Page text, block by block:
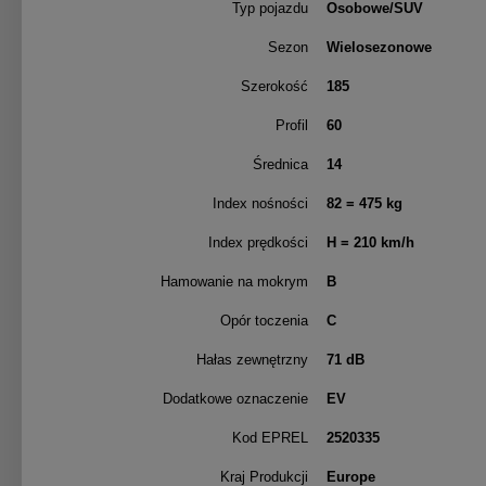
Typ pojazdu Osobowe/SUV
Sezon Wielosezonowe
Szerokość 185
Profil 60
Średnica 14
Index nośności 82 = 475 kg
Index prędkości H = 210 km/h
Hamowanie na mokrym B
Opór toczenia C
Hałas zewnętrzny 71 dB
Dodatkowe oznaczenie EV
Kod EPREL 2520335
Kraj Produkcji Europe